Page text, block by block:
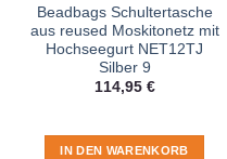
Beadbags Schultertasche
aus reused Moskitonetz mit
Hochseegurt NET12TJ
Silber 9
114,95 €
IN DEN WARENKORB